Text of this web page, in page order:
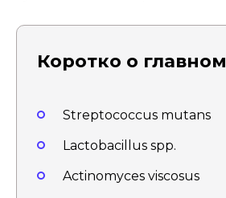
Коротко о главном
Streptococcus mutans
Lactobacillus spp.
Actinomyces viscosus